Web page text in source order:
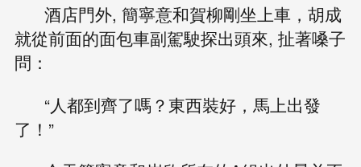
酒店門外, 簡寧意和賀柳剛坐上車，胡成
就從前面的面包車副駕駛探出頭來, 扯著嗓子
問：
“人都到齊了嗎？東西裝好，馬上出發
了！”